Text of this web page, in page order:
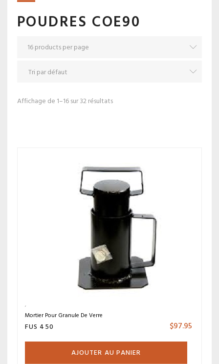
POUDRES COE90
Affichage de 1–16 sur 32 résultats
Mortier Pour Granule De Verre
FUS 450 $97.95
AJOUTER AU PANIER